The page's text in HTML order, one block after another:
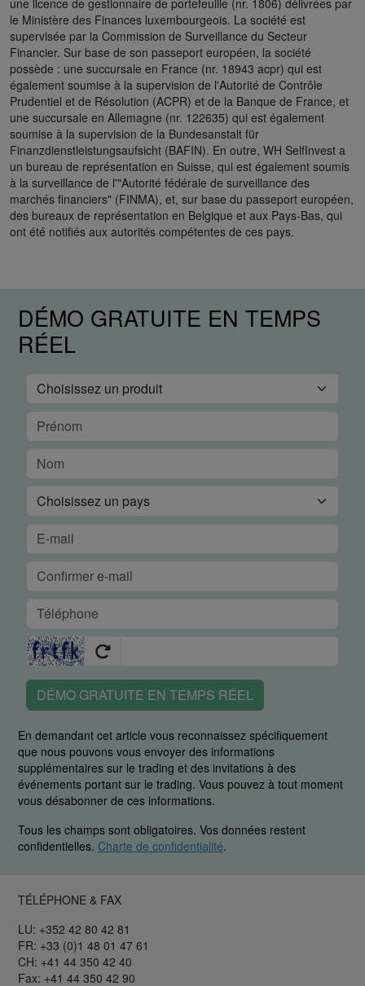
une licence de gestionnaire de portefeuille (nr. 1806) délivrées par
le Ministère des Finances luxembourgeois. La société est
supervisée par la Commission de Surveillance du Secteur
Financier. Sur base de son passeport européen, la société
possède : une succursale en France (nr. 18943 acpr) qui est
également soumise à la supervision de l'Autorité de Contrôle
Prudentiel et de Résolution (ACPR) et de la Banque de France, et
une succursale en Allemagne (nr. 122635) qui est également
soumise à la supervision de la Bundesanstalt für
Finanzdienstleistungsaufsicht (BAFIN). En outre, WH SelfInvest a
un bureau de représentation en Suisse, qui est également soumis
à la surveillance de l'"Autorité fédérale de surveillance des
marchés financiers" (FINMA), et, sur base du passeport européen,
des bureaux de représentation en Belgique et aux Pays-Bas, qui
ont été notifiés aux autorités compétentes de ces pays.
DÉMO GRATUITE EN TEMPS
RÉEL
DÉMO GRATUITE EN TEMPS RÉEL
En demandant cet article vous reconnaissez spécifiquement
que nous pouvons vous envoyer des informations
supplémentaires sur le trading et des invitations à des
événements portant sur le trading. Vous pouvez à tout moment
vous désabonner de ces informations.
Tous les champs sont obligatoires. Vos données restent
confidentielles. Charte de confidentialité.
TÉLÉPHONE & FAX
LU: +352 42 80 42 81
FR: +33 (0)1 48 01 47 61
CH: +41 44 350 42 40
Fax: +41 44 350 42 90